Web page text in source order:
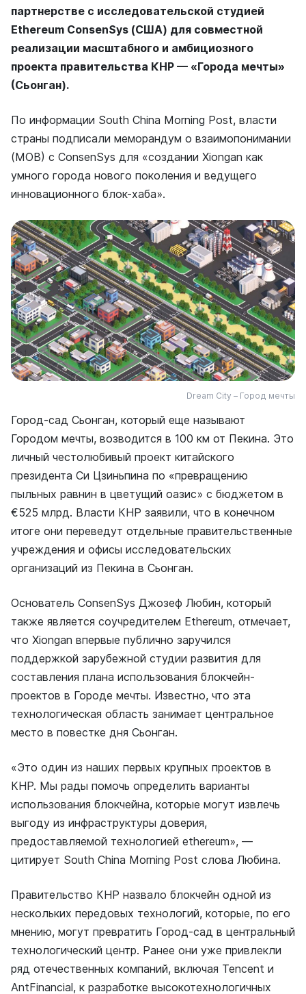
партнерстве с исследовательской студией
Ethereum ConsenSys (США) для совместной
реализации масштабного и амбициозного
проекта правительства КНР — «Города мечты»
(Сьонган).
По информации South China Morning Post, власти
страны подписали меморандум о взаимопонимании
(МОВ) с ConsenSys для «создании Xiongan как
умного города нового поколения и ведущего
инновационного блок-хаба».
Dream City – Город мечты
Город-сад Сьонган, который еще называют
Городом мечты, возводится в 100 км от Пекина. Это
личный честолюбивый проект китайского
президента Си Цзиньпина по «превращению
пыльных равнин в цветущий оазис» с бюджетом в
€525 млрд. Власти КНР заявили, что в конечном
итоге они переведут отдельные правительственные
учреждения и офисы исследовательских
организаций из Пекина в Сьонган.
Основатель ConsenSys Джозеф Любин, который
также является соучредителем Ethereum, отмечает,
что Xiongan впервые публично заручился
поддержкой зарубежной студии развития для
составления плана использования блокчейн-
проектов в Городе мечты. Известно, что эта
технологическая область занимает центральное
место в повестке дня Сьонган.
«Это один из наших первых крупных проектов в
КНР. Мы рады помочь определить варианты
использования блокчейна, которые могут извлечь
выгоду из инфраструктуры доверия,
предоставляемой технологией ethereum», —
цитирует South China Morning Post слова Любина.
Правительство КНР назвало блокчейн одной из
нескольких передовых технологий, которые, по его
мнению, могут превратить Город-сад в центральный
технологический центр. Ранее они уже привлекли
ряд отечественных компаний, включая Tencent и
AntFinancial, к разработке высокотехнологичных